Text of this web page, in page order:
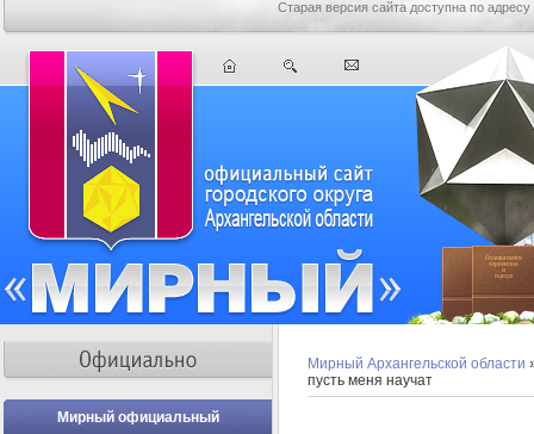
Старая версия сайта доступна по адресу
Мирный официальный
Мирный Архангельской области
пусть меня научат